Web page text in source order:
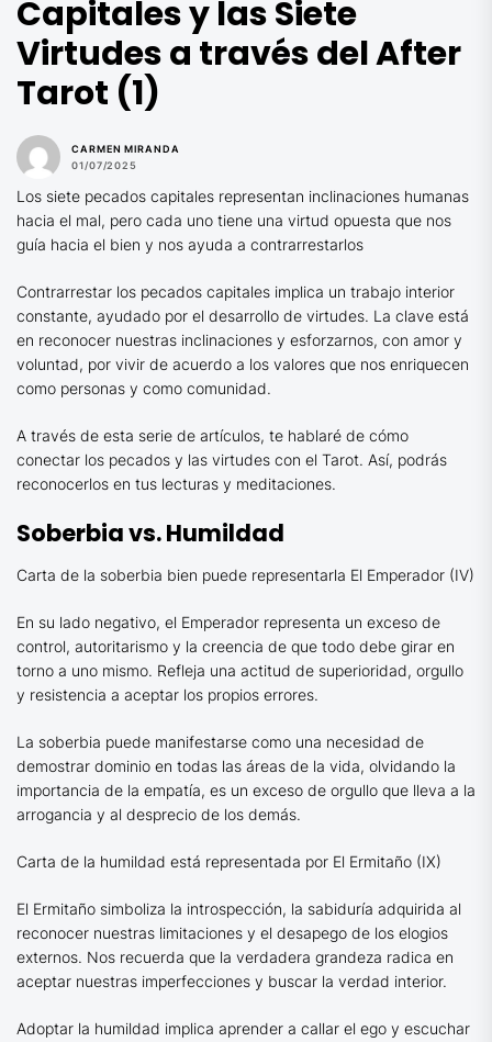
Capitales y las Siete
Virtudes a través del After
Tarot (1)
CARMEN MIRANDA
01/07/2025
Los siete pecados capitales representan inclinaciones humanas
hacia el mal, pero cada uno tiene una virtud opuesta que nos
guía hacia el bien y nos ayuda a contrarrestarlos
Contrarrestar los pecados capitales implica un trabajo interior
constante, ayudado por el desarrollo de virtudes. La clave está
en reconocer nuestras inclinaciones y esforzarnos, con amor y
voluntad, por vivir de acuerdo a los valores que nos enriquecen
como personas y como comunidad.
A través de esta serie de artículos, te hablaré de cómo
conectar los pecados y las virtudes con el Tarot. Así, podrás
reconocerlos en tus lecturas y meditaciones.
Soberbia vs. Humildad
Carta de la soberbia bien puede representarla El Emperador (IV)
En su lado negativo, el Emperador representa un exceso de
control, autoritarismo y la creencia de que todo debe girar en
torno a uno mismo. Refleja una actitud de superioridad, orgullo
y resistencia a aceptar los propios errores.
La soberbia puede manifestarse como una necesidad de
demostrar dominio en todas las áreas de la vida, olvidando la
importancia de la empatía, es un exceso de orgullo que lleva a la
arrogancia y al desprecio de los demás.
Carta de la humildad está representada por El Ermitaño (IX)
El Ermitaño simboliza la introspección, la sabiduría adquirida al
reconocer nuestras limitaciones y el desapego de los elogios
externos. Nos recuerda que la verdadera grandeza radica en
aceptar nuestras imperfecciones y buscar la verdad interior.
Adoptar la humildad implica aprender a callar el ego y escuchar